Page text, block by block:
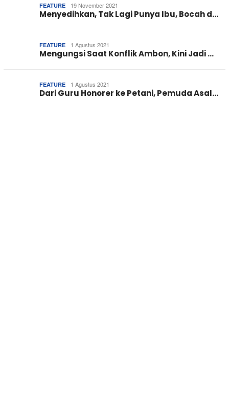
FEATURE 19 November 2021
Menyedihkan, Tak Lagi Punya Ibu, Bocah d…
FEATURE 1 Agustus 2021
Mengungsi Saat Konflik Ambon, Kini Jadi …
FEATURE 1 Agustus 2021
Dari Guru Honorer ke Petani, Pemuda Asal…